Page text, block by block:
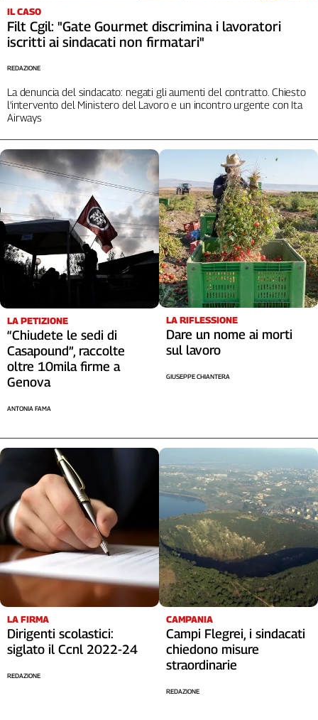
Puglia
Sardegna
Toscana
Trentino
Umbria
D'Aosta
Veneto
Archivio
Storico
1955-
2014
Cerca
Contatti
La
redazione
IL CASO
Filt Cgil: "Gate Gourmet discrimina i lavoratori
iscritti ai sindacati non firmatari"
La denuncia del sindacato: negati gli aumenti del contratto. Chiesto
l'intervento del Ministero del Lavoro e un incontro urgente con Ita
Airways
REDAZIONE
LA PETIZIONE
“Chiudete le sedi di
Casapound”, raccolte
oltre 10mila firme a
Genova
ANTONIA FAMA
LA RIFLESSIONE
Dare un nome ai morti
sul lavoro
GIUSEPPE CHIANTERA
LA FIRMA
Dirigenti scolastici:
siglato il Ccnl 2022-24
REDAZIONE
CAMPANIA
Campi Flegrei, i sindacati
chiedono misure
straordinarie
REDAZIONE